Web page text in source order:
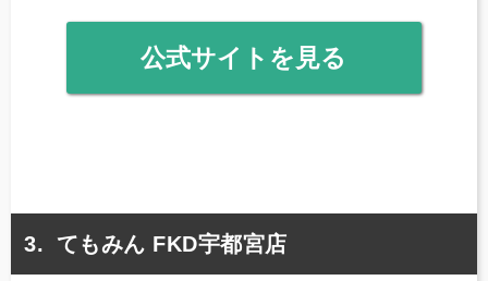
公式サイトを見る
てもみん FKD宇都宮店